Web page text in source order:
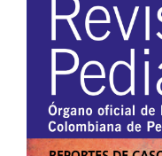
lateral
del
artículo